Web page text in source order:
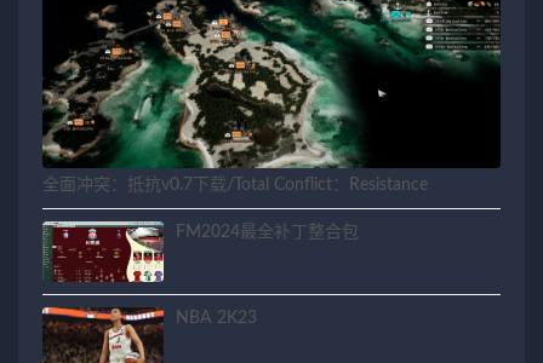
全面冲突：抵抗v0.7下载/Total Conflict：Resistance
FM2024最全补丁整合包
NBA 2K23